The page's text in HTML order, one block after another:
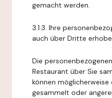
gemacht werden.
3.1.3. Ihre
auch über Dritte
Die
Restaurant über Sie
können
gesammelt oder